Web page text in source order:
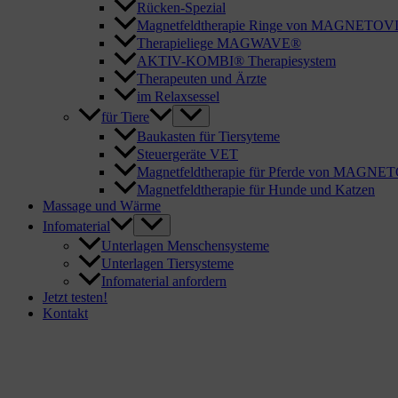
Rücken-Spezial
Magnetfeldtherapie Ringe von
Therapieliege MAGWAVE®
AKTIV-KOMBI® Therapiesystem
Therapeuten und Ärzte
im Relaxsessel
für Tiere
Baukasten für Tiersyteme
Steuergeräte VET
Magnetfeldtherapie für Pferde von
Magnetfeldtherapie für Hunde und Katzen
Massage und Wärme
Infomaterial
Unterlagen Menschensysteme
Unterlagen Tiersysteme
Infomaterial anfordern
Jetzt testen!
Kontakt